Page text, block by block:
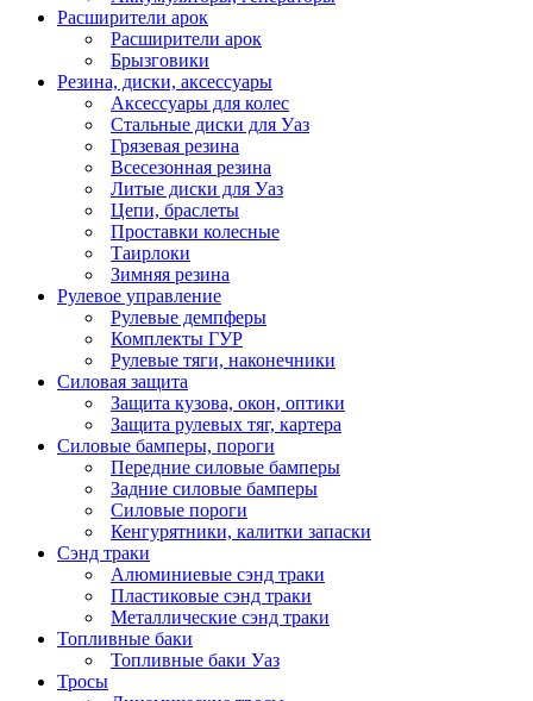
Расширители арок
Расширители арок
Брызговики
Резина, диски, аксессуары
Аксессуары для колес
Стальные диски для Уаз
Грязевая резина
Всесезонная резина
Литые диски для Уаз
Цепи, браслеты
Проставки колесные
Таирлоки
Зимняя резина
Рулевое управление
Рулевые демпферы
Комплекты ГУР
Рулевые тяги, наконечники
Силовая защита
Защита кузова, окон, оптики
Защита рулевых тяг, картера
Силовые бамперы, пороги
Передние силовые бамперы
Задние силовые бамперы
Силовые пороги
Кенгурятники, калитки запаски
Сэнд траки
Алюминиевые сэнд траки
Пластиковые сэнд траки
Металлические сэнд траки
Топливные баки
Топливные баки Уаз
Тросы